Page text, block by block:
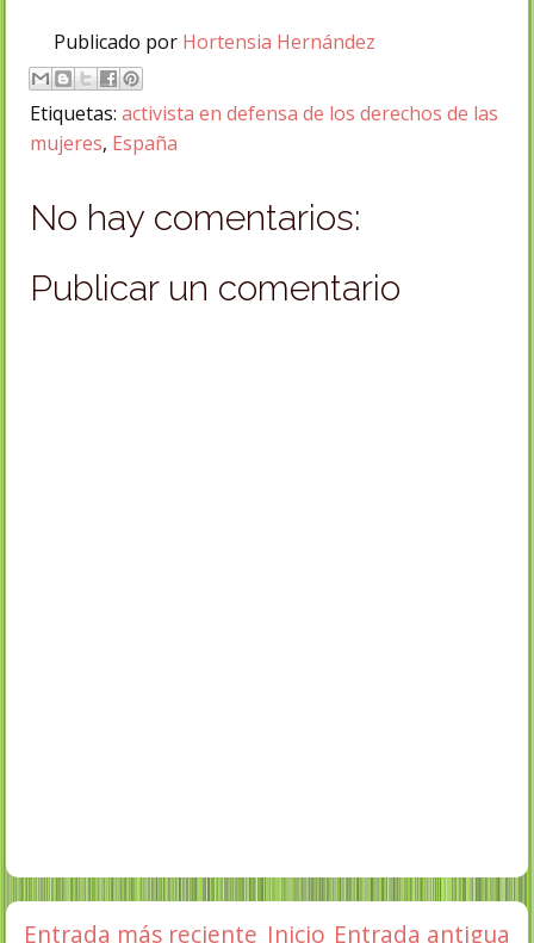
Publicado por Hortensia Hernández
Etiquetas: activista en defensa de los derechos de las
mujeres, España
No hay comentarios:
Publicar un comentario
Entrada más reciente Entrada antigua
Inicio